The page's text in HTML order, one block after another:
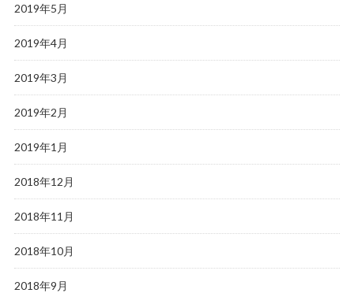
2019年5月
2019年4月
2019年3月
2019年2月
2019年1月
2018年12月
2018年11月
2018年10月
2018年9月